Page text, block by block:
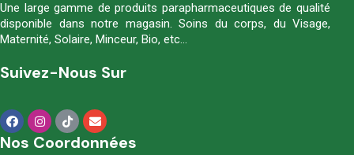
Une large gamme de produits parapharmaceutiques de qualité
disponible dans notre magasin. Soins du corps, du Visage,
Maternité, Solaire, Minceur, Bio, etc…
Suivez-Nous Sur
Nos Coordonnées